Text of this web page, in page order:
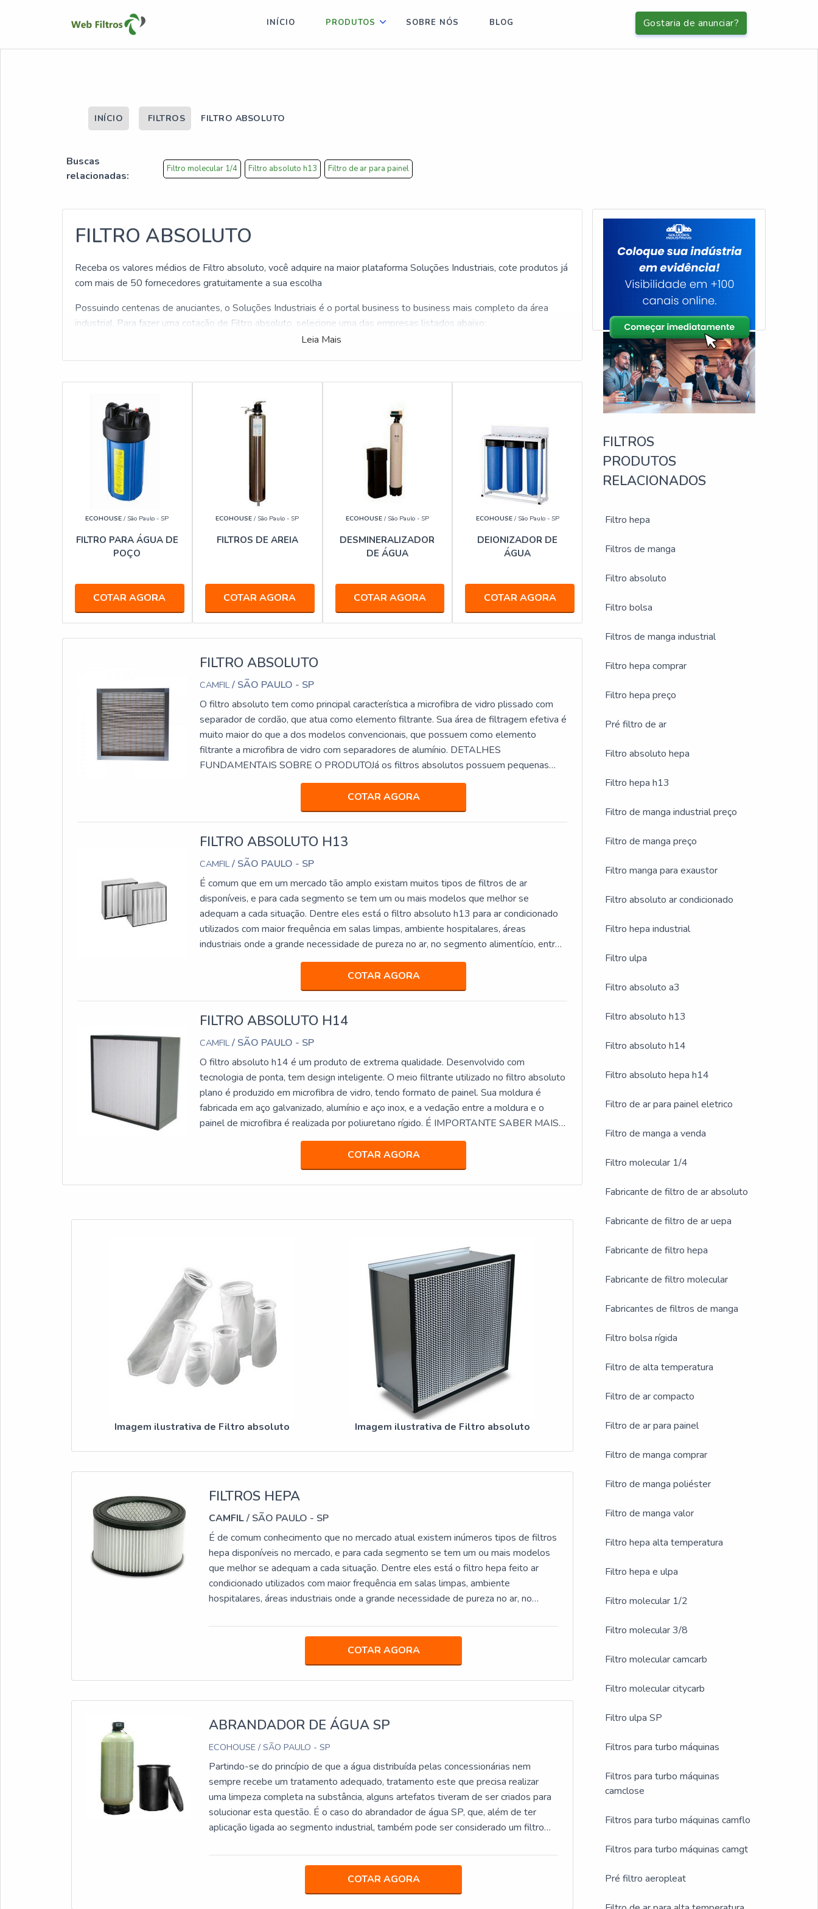
Gostaria de anunciar?
INÍCIO PRODUTOS SOBRE NÓS BLOG
INÍCIO FILTROS FILTRO ABSOLUTO
Buscas
relacionadas:
Filtro molecular 1/4 Filtro absoluto h13 Filtro de ar para painel
FILTRO ABSOLUTO
Receba os valores médios de Filtro absoluto, você adquire na maior plataforma Soluções Industriais, cote produtos já
com mais de 50 fornecedores gratuitamente a sua escolha
Possuindo centenas de anuciantes, o Soluções Industriais é o portal business to business mais completo da área
industrial. Para fazer uma cotação de Filtro absoluto, selecione uma das empresas listados abaixo:
Leia Mais
ECOHOUSE / São Paulo - SP
FILTRO PARA ÁGUA DE
POÇO
COTAR AGORA
ECOHOUSE / São Paulo - SP
FILTROS DE AREIA
COTAR AGORA
ECOHOUSE/ São Paulo - SP
DESMINERALIZADOR
DE ÁGUA
COTAR AGORA
ECOHOUSE/ São Paulo - SP
DEIONIZADOR DE
ÁGUA
COTAR AGORA
FILTRO ABSOLUTO
CAMFIL/ SÃO PAULO - SP
O filtro absoluto tem como principal característica a microfibra de vidro plissado com
separador de cordão, que atua como elemento filtrante. Sua área de filtragem efetiva é
muito maior do que a dos modelos convencionais, que possuem como elemento
filtrante a microfibra de vidro com separadores de alumínio. DETALHES
FUNDAMENTAIS SOBRE O PRODUTOJá os filtros absolutos possuem pequenas
profundidades, reduzindo bastante a altura das caixas de filtragem, além de ter como
COTAR AGORA
FILTRO ABSOLUTO H13
CAMFIL/ SÃO PAULO - SP
É comum que em um mercado tão amplo existam muitos tipos de filtros de ar
disponíveis, e para cada segmento se tem um ou mais modelos que melhor se
adequam a cada situação. Dentre eles está o filtro absoluto h13 para ar condicionado
utilizados com maior frequência em salas limpas, ambiente hospitalares, áreas
industriais onde a grande necessidade de pureza no ar, no segmento alimentício, entre
benefício; Produto da mais alta qualidadCOTAR AGORA
FILTRO ABSOLUTO H14
CAMFIL/ SÃO PAULO - SP
O filtro absoluto h14 é um produto de extrema qualidade. Desenvolvido com
tecnologia de ponta, tem design inteligente. O meio filtrante utilizado no filtro absoluto
plano é produzido em microfibra de vidro, tendo formato de painel. Sua moldura é
fabricada em aço galvanizado, alumínio e aço inox, e a vedação entre a moldura e o
painel de microfibra é realizada por poliuretano rígido. É IMPORTANTE SABER MAIS
INFORMAÇÕES SOBRE O PRODUTOEssa constituição torna o filtro absoluto plano
COTAR AGORA
Imagem ilustrativa de Filtro absoluto Imagem ilustrativa de Filtro absoluto
FILTROS HEPA
CAMFIL/ SÃO PAULO - SP
É de comum conhecimento que no mercado atual existem inúmeros tipos de filtros
hepa disponíveis no mercado, e para cada segmento se tem um ou mais modelos
que melhor se adequam a cada situação. Dentre eles está o filtro hepa feito ar
condicionado utilizados com maior frequência em salas limpas, ambiente
hospitalares, áreas industriais onde a grande necessidade de pureza no ar, no
PRODUTO Melhor custo-benefício; Produto da mais a
COTAR AGORA
ABRANDADOR DE ÁGUA SP
ECOHOUSE / SÃO PAULO - SP
Partindo-se do princípio de que a água distribuída pelas concessionárias nem
sempre recebe um tratamento adequado, tratamento este que precisa realizar
uma limpeza completa na substância, alguns artefatos tiveram de ser criados para
solucionar esta questão. É o caso do abrandador de água SP, que, além de ter
aplicação ligada ao segmento industrial, também pode ser considerado um filtro
para o consumo.MAIS SOBRE O FUNCIONAMENTO DO PRODUTONa prática, o
tratamento que o abrandador de água promove nada mais é do que uma troca de
COTAR AGORA
FILTROS
PRODUTOS
RELACIONADOS
Filtro hepa
Filtros de manga
Filtro absoluto
Filtro bolsa
Filtros de manga industrial
Filtro hepa comprar
Filtro hepa preço
Pré filtro de ar
Filtro absoluto hepa
Filtro hepa h13
Filtro de manga industrial preço
Filtro de manga preço
Filtro manga para exaustor
Filtro absoluto ar condicionado
Filtro hepa industrial
Filtro ulpa
Filtro absoluto a3
Filtro absoluto h13
Filtro absoluto h14
Filtro absoluto hepa h14
Filtro de ar para painel eletrico
Filtro de manga a venda
Filtro molecular 1/4
Fabricante de filtro de ar absoluto
Fabricante de filtro de ar uepa
Fabricante de filtro hepa
Fabricante de filtro molecular
Fabricantes de filtros de manga
Filtro bolsa rígida
Filtro de alta temperatura
Filtro de ar compacto
Filtro de ar para painel
Filtro de manga comprar
Filtro de manga poliéster
Filtro de manga valor
Filtro hepa alta temperatura
Filtro hepa e ulpa
Filtro molecular 1/2
Filtro molecular 3/8
Filtro molecular camcarb
Filtro molecular citycarb
Filtro ulpa SP
Filtros para turbo máquinas
Filtros para turbo máquinas
camclose
Filtros para turbo máquinas camflo
Filtros para turbo máquinas camgt
Pré filtro aeropleat